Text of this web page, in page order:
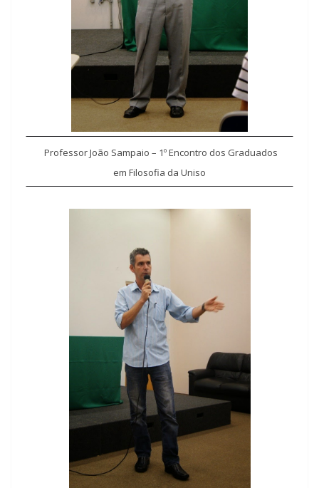
Professor João Sampaio – 1ºEncontro dos Graduados
em Filosofia da Uniso